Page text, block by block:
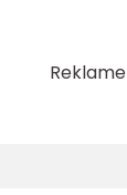
Reklame